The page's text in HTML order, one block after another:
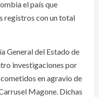
el país que
registros con un total
General del Estado de
investigaciones por
en agravio de
Magone. Dichas